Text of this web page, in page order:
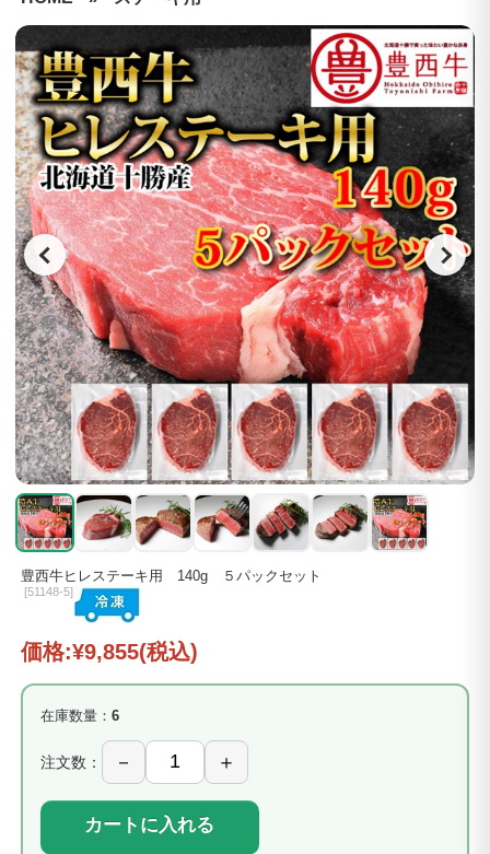
豊西牛ヒレステーキ用 140g ５パックセット
[51148-5]
価格:¥9,855(税込)
在庫数量： 6
注文数：
カートに入れる